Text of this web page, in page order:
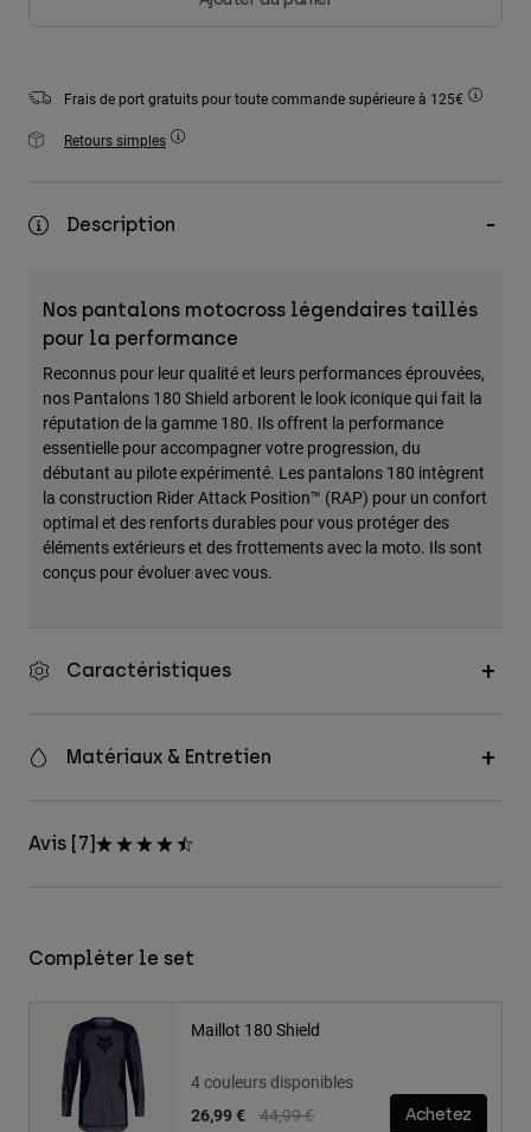
Sacs et sacs à dos
Chapeaux et Casquettes
Frais de port gratuits pour toute commande supérieure à 125€
Retours simples
Description
Nos pantalons motocross légendaires taillés
pour la performance
Reconnus pour leur qualité et leurs performances éprouvées,
nos Pantalons 180 Shield arborent le look iconique qui fait la
réputation de la gamme 180. Ils offrent la performance
essentielle pour accompagner votre progression, du
débutant au pilote expérimenté. Les pantalons 180 intègrent
la construction Rider Attack Position™ (RAP) pour un confort
optimal et des renforts durables pour vous protéger des
éléments extérieurs et des frottements avec la moto. Ils sont
conçus pour évoluer avec vous.
Caractéristiques
Matériaux & Entretien
Avis [7]
Compléter le set
Maillot 180 Shield
4 couleurs disponibles
Price reduced from
44,99 €to
26,99 € Achetez